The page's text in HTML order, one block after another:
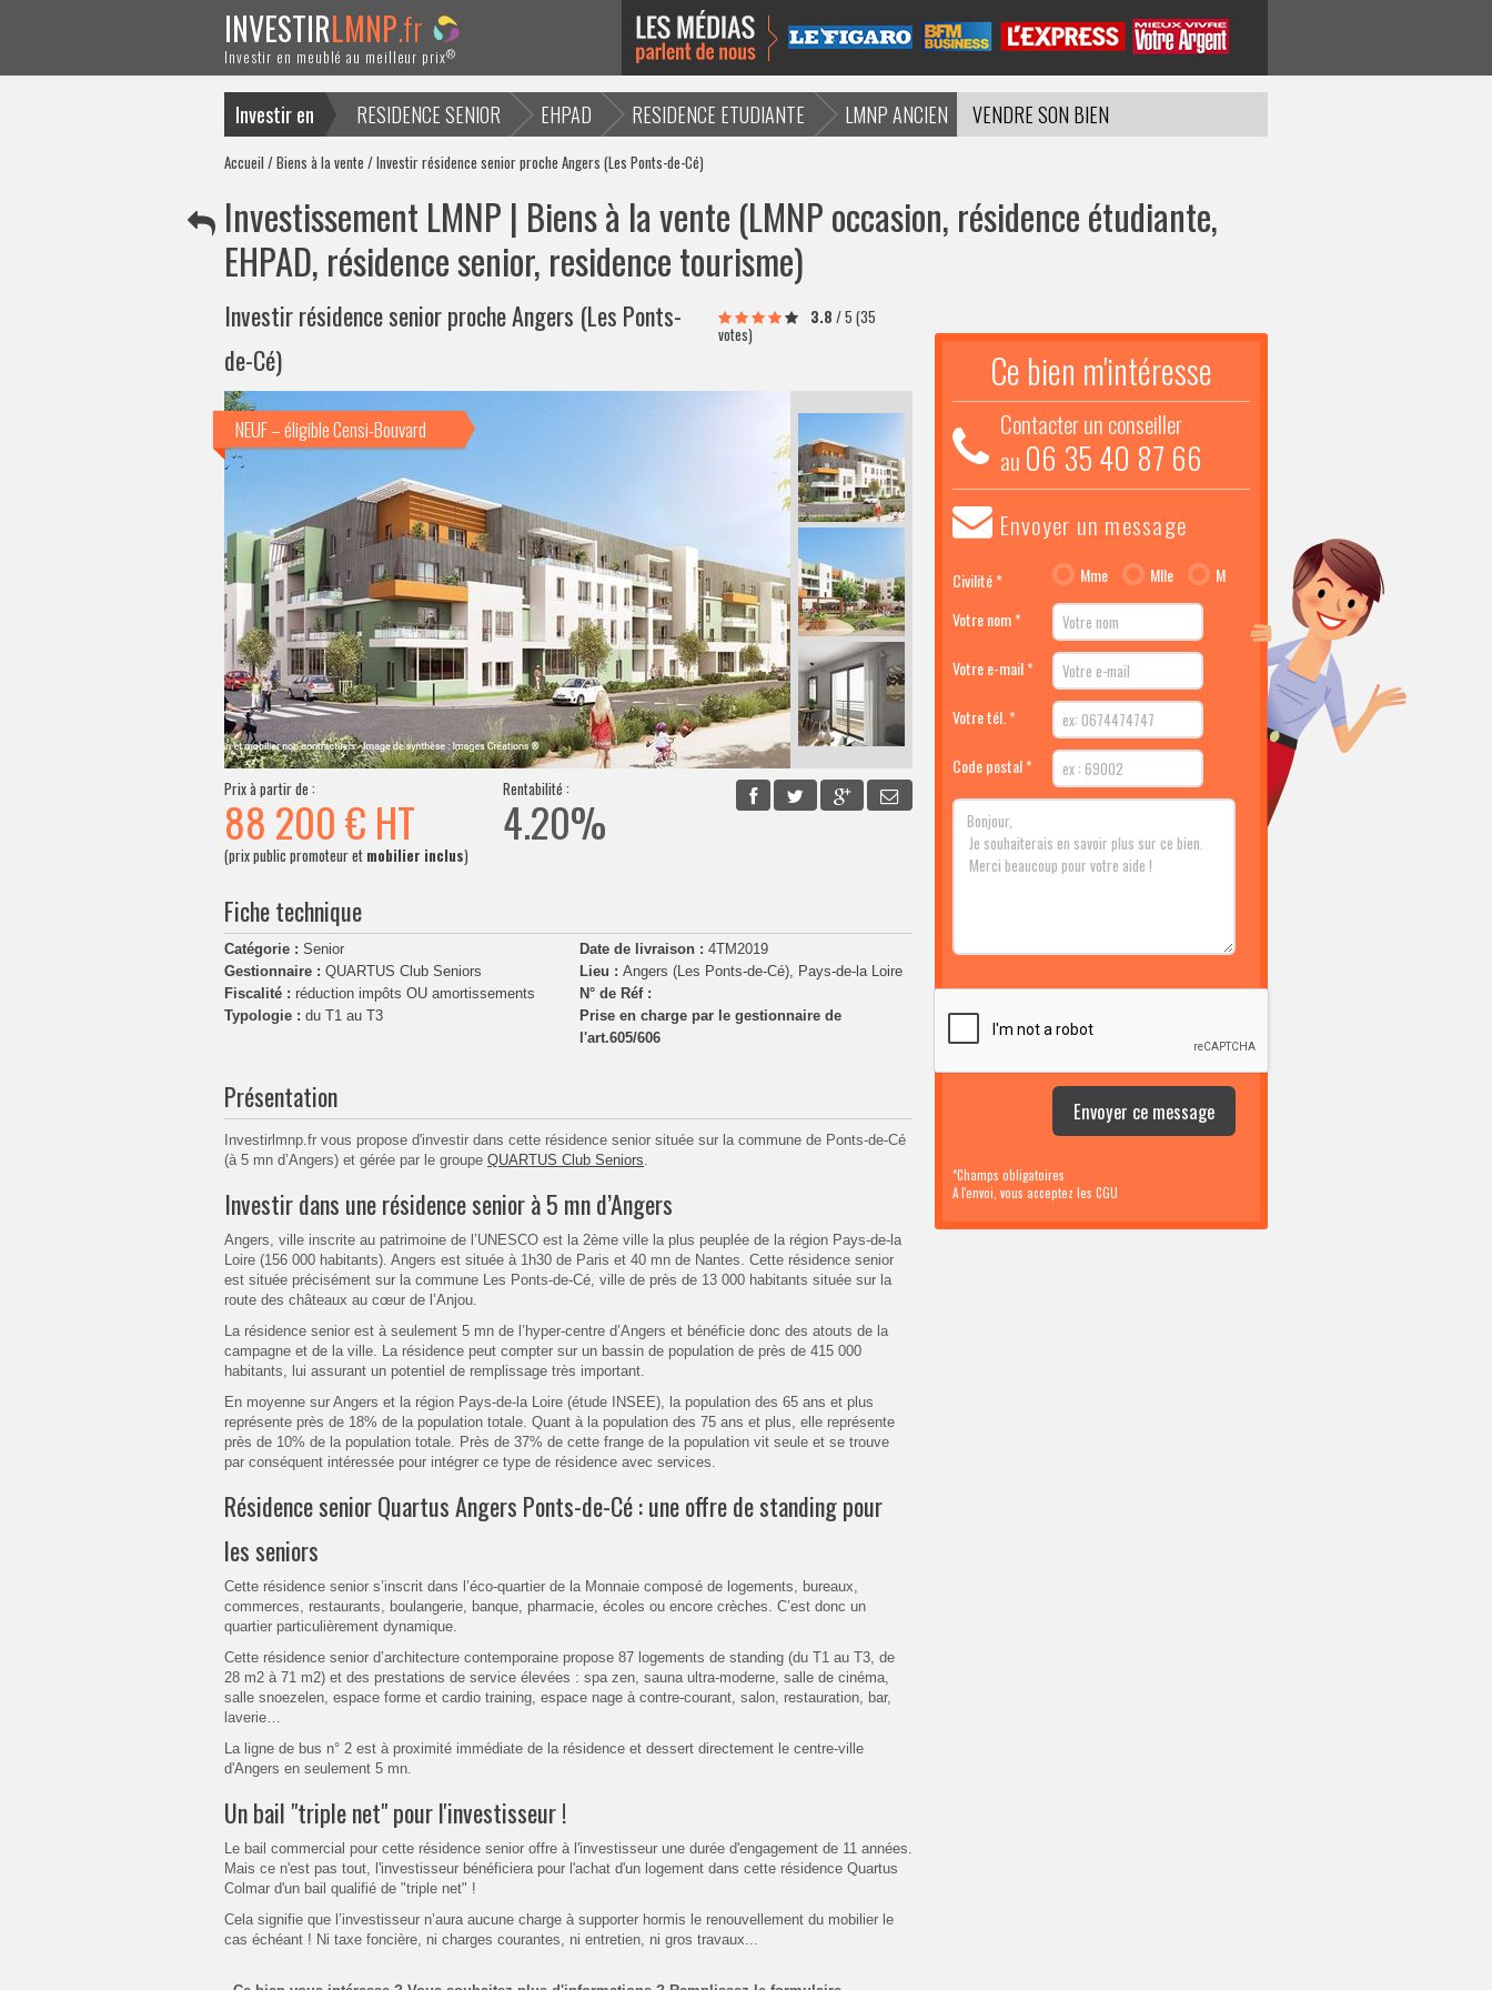
INVESTIRLMNP.fr
Investir en meublé au meilleur prix®
Investir en RESIDENCE SENIOR EHPAD RESIDENCE ETUDIANTE LMNP ANCIEN
VENDRE SON BIEN
ACTUALITES
Accueil /Biens à la vente / Investir résidence senior proche Angers (Les Ponts-de-Cé)
Investissement LMNP | Biens à la vente (LMNP occasion, résidence étudiante,
EHPAD, résidence senior, residence tourisme)
Investir résidence senior proche Angers (Les Ponts-
de-Cé)
3.8 /5 (35
votes)
NEUF – éligible Censi-Bouvard
Prix à partir de :
88 200 € HT
(prix public promoteur et mobilier inclus)
Rentabilité :
4.20%
Fiche technique
Catégorie : Senior
Gestionnaire : QUARTUS Club Seniors
Fiscalité : réduction impôts OU amortissements
Typologie : du T1 au T3
Date de livraison : 4TM2019
Lieu : Angers (Les Ponts-de-Cé), Pays-de-la Loire
N° de Réf :
Prise en charge par le gestionnaire de
l'art.605/606
Présentation
Investirlmnp.fr vous propose d'investir dans cette résidence senior située sur la commune de Ponts-de-Cé
(à 5 mn d’Angers) et gérée par le groupe QUARTUS Club Seniors.
Investir dans une résidence senior à 5 mn d’Angers
Angers, ville inscrite au patrimoine de l’UNESCO est la 2ème ville la plus peuplée de la région Pays-de-la
Loire (156 000 habitants). Angers est située à 1h30 de Paris et 40 mn de Nantes. Cette résidence senior
est située précisément sur la commune Les Ponts-de-Cé, ville de près de 13 000 habitants située sur la
route des châteaux au cœur de l’Anjou.
La résidence senior est à seulement 5 mn de l’hyper-centre d’Angers et bénéficie donc des atouts de la
campagne et de la ville. La résidence peut compter sur un bassin de population de près de 415 000
habitants, lui assurant un potentiel de remplissage très important.
En moyenne sur Angers et la région Pays-de-la Loire (étude INSEE), la population des 65 ans et plus
représente près de 18% de la population totale. Quant à la population des 75 ans et plus, elle représente
près de 10% de la population totale. Près de 37% de cette frange de la population vit seule et se trouve
par conséquent intéressée pour intégrer ce type de résidence avec services.
Résidence senior Quartus Angers Ponts-de-Cé : une offre de standing pour
les seniors
Cette résidence senior s’inscrit dans l’éco-quartier de la Monnaie composé de logements, bureaux,
commerces, restaurants, boulangerie, banque, pharmacie, écoles ou encore crèches. C’est donc un
quartier particulièrement dynamique.
Cette résidence senior d’architecture contemporaine propose 87 logements de standing (du T1 au T3, de
28 m2 à 71 m2) et des prestations de service élevées : spa zen, sauna ultra-moderne, salle de cinéma,
salle snoezelen, espace forme et cardio training, espace nage à contre-courant, salon, restauration, bar,
laverie…
La ligne de bus n° 2 est à proximité immédiate de la résidence et dessert directement le centre-ville
d'Angers en seulement 5 mn.
Un bail "triple net" pour l'investisseur !
Le bail commercial pour cette résidence senior offre à l'investisseur une durée d'engagement de 11 années.
Mais ce n'est pas tout, l'investisseur bénéficiera pour l'achat d'un logement dans cette résidence Quartus
Colmar d'un bail qualifié de "triple net" !
Cela signifie que l’investisseur n’aura aucune charge à supporter hormis le renouvellement du mobilier le
cas échéant ! Ni taxe foncière, ni charges courantes, ni entretien, ni gros travaux...
Ce bien m'intéresse
Contacter un conseiller
au 06 35 40 87 66
Envoyer un message
Civilité * Mme Mlle
M
Votre nom *
Votre e-mail *
Votre tél. *
Code postal *
*Champs obligatoires
A l'envoi, vous acceptez les CGU